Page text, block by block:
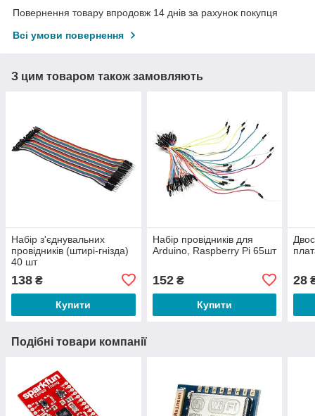
Повернення товару впродовж 14 днів за рахунок покупця
Всі умови повернення
З цим товаром також замовляють
Набір з'єднувальних
провідників (штирі-гнізда)
40 шт
138 ₴
Купити
Набір провідників для
Arduino, Raspberry Pi 65шт
152₴
Купити
28
Подібні товари компанії